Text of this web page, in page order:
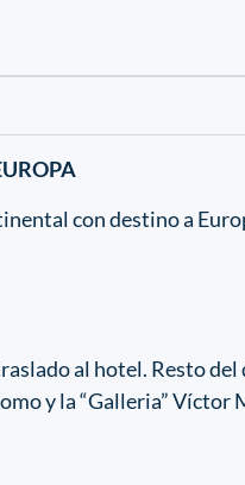
con destino a
al hotel. Resto
y la “Galleria”